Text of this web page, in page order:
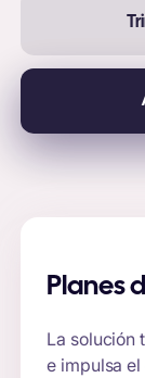
Planes
La solución
e impulsa